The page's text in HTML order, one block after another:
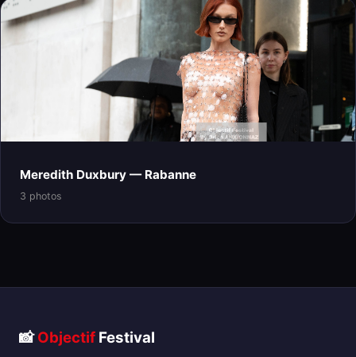
Meredith Duxbury — Rabanne
3 photos
📸Objectif Festival